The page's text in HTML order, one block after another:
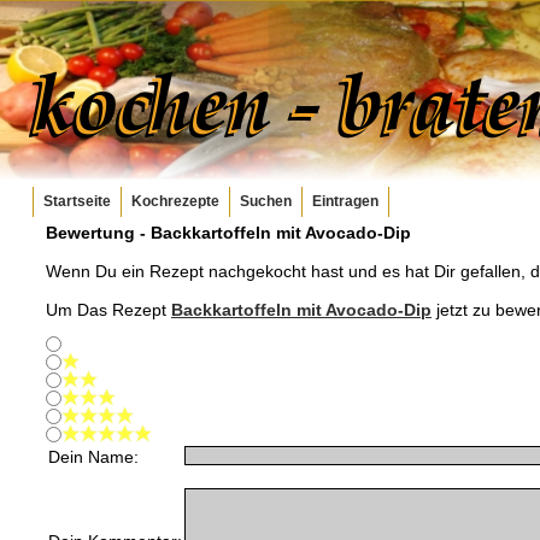
Startseite Kochrezepte Suchen Eintragen
Bewertung - Backkartoffeln mit Avocado-Dip
Wenn Du ein Rezept nachgekocht hast und es hat Dir gefallen,
Um Das Rezept Backkartoffeln mit Avocado-Dip jetzt zu
Dein Name: